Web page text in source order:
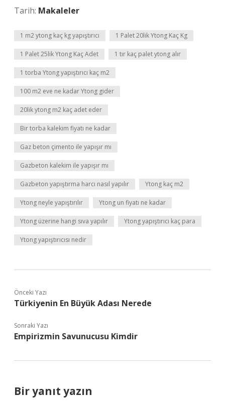
Tarih: Makaleler
1 m2 ytong kaç kg yapıştırıcı 1 Palet 20lik Ytong Kaç Kg
1 Palet 25lik Ytong Kaç Adet 1 tır kaç palet ytong alır
1 torba Ytong yapıştırıcı kaç m2
100 m2 eve ne kadar Ytong gider
20lik ytong m2 kaç adet eder
Bir torba kalekim fiyatı ne kadar
Gaz beton çimento ile yapışır mı
Gazbeton kalekim ile yapışır mı
Gazbeton yapıştırma harcı nasıl yapılır Ytong kaç m2
Ytong neyle yapıştırılır Ytong un fiyatı ne kadar
Ytong üzerine hangi sıva yapılır Ytong yapıştırıcı kaç para
Ytong yapıştırıcısı nedir
Önceki Yazı
Türkiyenin En Büyük Adası Nerede
Sonraki Yazı
Empirizmin Savunucusu Kimdir
Bir yanıt yazın